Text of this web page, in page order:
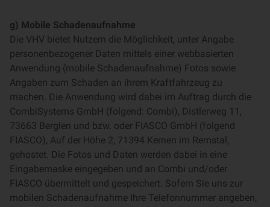
g) Mobile Schadenaufnahme
Die VHV bietet Nutzern die Möglichkeit, unter Angabe
personenbezogener Daten mittels einer webbasierten
Anwendung (mobile Schadenaufnahme) Fotos sowie
Angaben zum Schaden an ihrem Kraftfahrzeug zu
machen. Die Anwendung wird dabei im Auftrag durch die
CombiSystems GmbH (folgend: Combi), Distlerweg 11,
73663 Berglen und bzw. oder FIASCO GmbH (folgend
FIASCO), Auf der Höhe 2, 71394 Kernen im Remstal,
gehostet. Die Fotos und Daten werden dabei in eine
Eingabemaske eingegeben und an Combi und/oder
FIASCO übermittelt und gespeichert. Sofern Sie uns zur
mobilen Schadenaufnahme Ihre Telefonnummer angeben,